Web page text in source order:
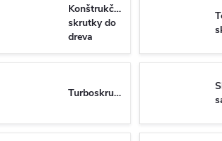
Konštrukčné
skrutky do
dreva
Turboskrutky